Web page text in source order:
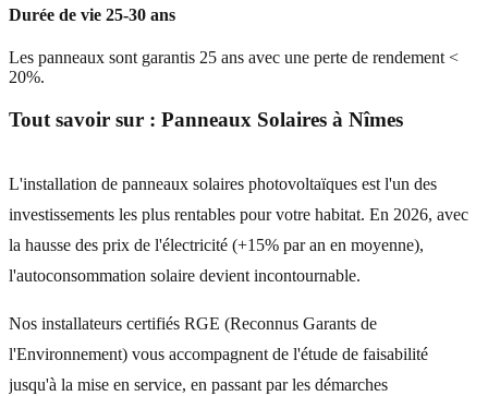
Durée de vie 25-30 ans
Les panneaux sont garantis 25 ans avec une perte de rendement <
20%.
Tout savoir sur : Panneaux Solaires à Nîmes
L'installation de panneaux solaires photovoltaïques est l'un des
investissements les plus rentables pour votre habitat. En 2026, avec
la hausse des prix de l'électricité (+15% par an en moyenne),
l'autoconsommation solaire devient incontournable.
Nos installateurs certifiés RGE (Reconnus Garants de
l'Environnement) vous accompagnent de l'étude de faisabilité
jusqu'à la mise en service, en passant par les démarches